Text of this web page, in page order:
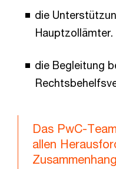
die
Hauptzollämter.
die Begleitung
Das PwC-
allen